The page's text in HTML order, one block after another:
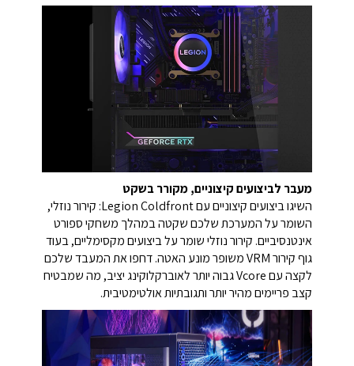
מעבר לביצועים קיצוניים, מקורר בשקט
השיגו ביצועים קיצוניים עם Legion Coldfront: קירור נוזלי,
השומר על המערכת שלכם שקטה במהלך משחקי ספורט
אינטנסיביים. קירור נוזלי שומר על ביצועים מקסימליים, בעוד
גוף קירור VRM משופר מונע האטה. דחפו את המעבד שלכם
לקצה עם Vcore גבוה יותר לאוברקלוקינג יציב, מה שמבטיח
קצב פריימים מהיר יותר ותגובתיות אולטימטיבית.